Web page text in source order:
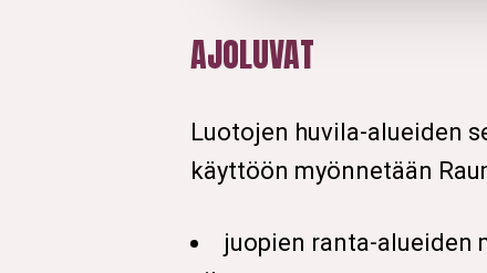
AJOLUVAT
Luotojen huvila-alueiden
käyttöön myönnetään
juopien ranta-alueiden